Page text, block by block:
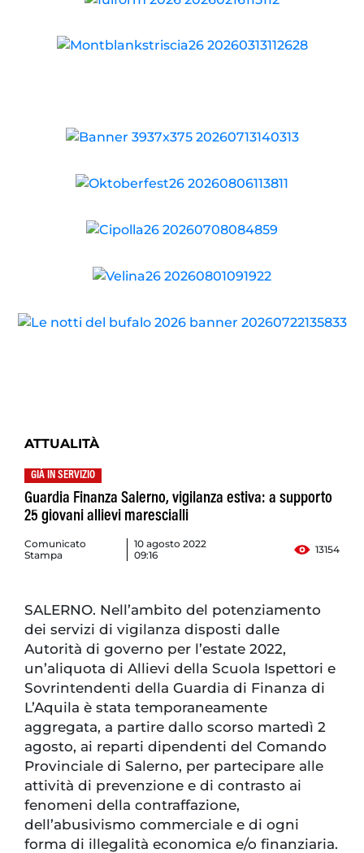
ATTUALITÀ
GIÀ IN SERVIZIO
Guardia Finanza Salerno, vigilanza estiva: a supporto
25 giovani allievi marescialli
Comunicato
Stampa
10 agosto 2022
09:16
13154
SALERNO. Nell’ambito del potenziamento
dei servizi di vigilanza disposti dalle
Autorità di governo per l’estate 2022,
un’aliquota di Allievi della Scuola Ispettori e
Sovrintendenti della Guardia di Finanza di
L’Aquila è stata temporaneamente
aggregata, a partire dallo scorso martedì 2
agosto, ai reparti dipendenti del Comando
Provinciale di Salerno, per partecipare alle
attività di prevenzione e di contrasto ai
fenomeni della contraffazione,
dell’abusivismo commerciale e di ogni
forma di illegalità economica e/o finanziaria.